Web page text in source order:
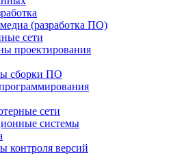
(разработка ПО)
сети
проектирования
сборки ПО
сети
системы
контроля версий